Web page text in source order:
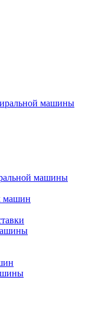
машины
машины
машин